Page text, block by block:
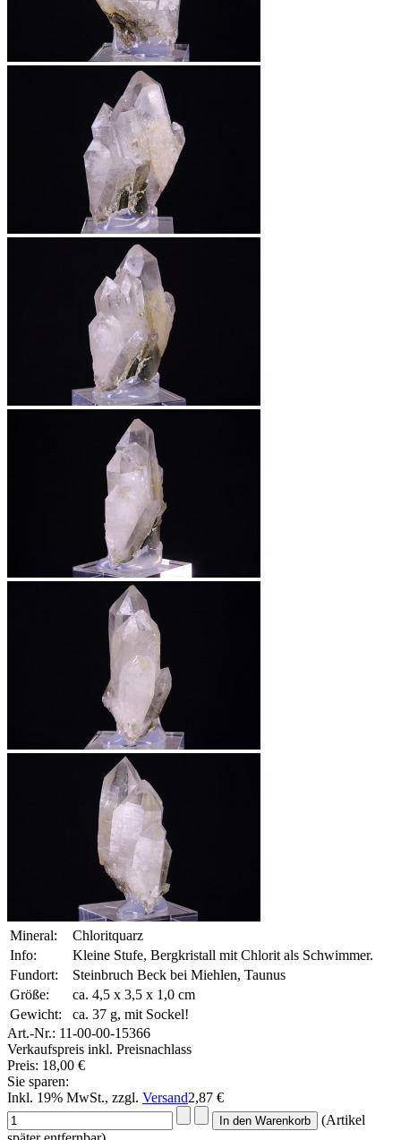
Mineral:
Chloritquarz
Info:
Kleine Stufe, Bergkristall mit Chlorit als Schwimmer.
Fundort:
Steinbruch Beck bei Miehlen, Taunus
Größe:
ca. 4,5 x 3,5 x 1,0 cm
Gewicht:
ca. 37 g, mit Sockel!
Art.-Nr.: 11-00-00-15366
Verkaufspreis inkl. Preisnachlass
Preis: 18,00 €
Sie sparen:
Inkl. 19% MwSt., zzgl. Versand2,87 €
(Artikel